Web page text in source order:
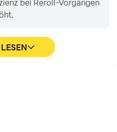
bei Reroll-Vorgängen